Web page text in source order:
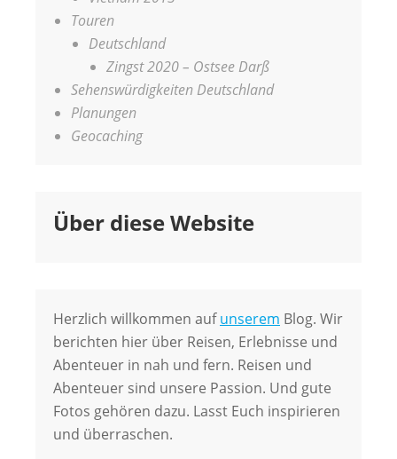
Touren
Deutschland
Zingst 2020 – Ostsee Darß
Sehenswürdigkeiten Deutschland
Planungen
Geocaching
Über diese Website
Herzlich willkommen aufunserem Blog. Wir
berichten hier über Reisen, Erlebnisse und
Abenteuer in nah und fern. Reisen und
Abenteuer sind unsere Passion. Und gute
Fotos gehören dazu. Lasst Euch inspirieren
und überraschen.